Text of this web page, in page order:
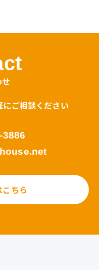
ご相談ください
3886
ちら